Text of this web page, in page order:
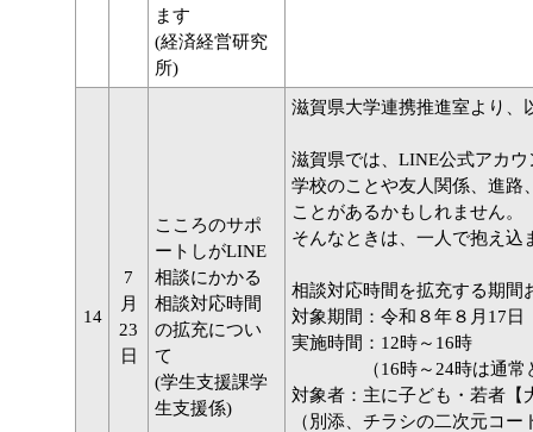
ます
(経済経営研究
所)
14
7
月
23
日
こころのサポ
ートしがLINE
相談にかかる
相談対応時間
の拡充につい
て
(学生支援課学
生支援係)
滋賀県大学連携推進室より、
滋賀県では、LINE公式アカ
学校のことや友人関係、進路
ことがあるかもしれません。
そんなときは、一人で抱え込
相談対応時間を拡充する期間
対象期間：令和８年８月17
実施時間：12時～16時
（16時～24時は通常どお
対象者：主に子ども・若者
（別添、チラシの二次元コ